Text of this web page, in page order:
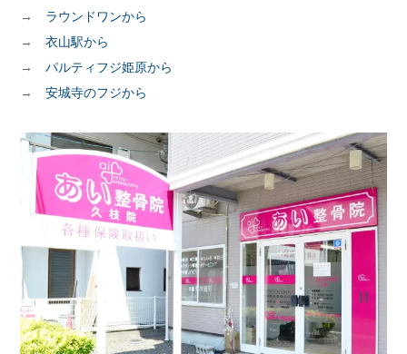
→ ラウンドワンから
→ 衣山駅から
→ パルティフジ姫原から
→ 安城寺のフジから